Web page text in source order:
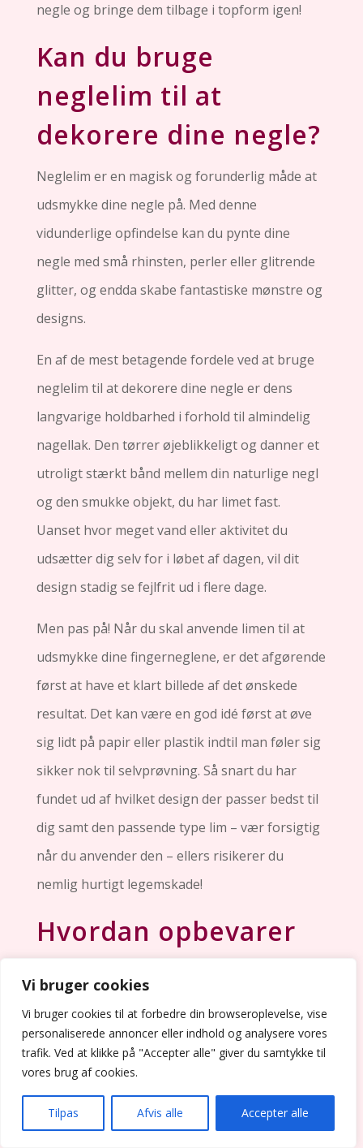
Vi bruger cookies
Vi bruger cookies til at forbedre din browseroplevelse, vise
personaliserede annoncer eller indhold og analysere vores
trafik. Ved at klikke på "Accepter alle" giver du samtykke til
vores brug af cookies.
Tilpas Afvis alle Accepter alle
negle og bringe dem tilbage i topform igen!
Kan du bruge
neglelim til at
dekorere dine negle?
Neglelim er en magisk og forunderlig måde at
udsmykke dine negle på. Med denne
vidunderlige opfindelse kan du pynte dine
negle med små rhinsten, perler eller glitrende
glitter, og endda skabe fantastiske mønstre og
designs.
En af de mest betagende fordele ved at bruge
neglelim til at dekorere dine negle er dens
langvarige holdbarhed i forhold til almindelig
nagellak. Den tørrer øjeblikkeligt og danner et
utroligt stærkt bånd mellem din naturlige negl
og den smukke objekt, du har limet fast.
Uanset hvor meget vand eller aktivitet du
udsætter dig selv for i løbet af dagen, vil dit
design stadig se fejlfrit ud i flere dage.
Men pas på! Når du skal anvende limen til at
udsmykke dine fingerneglene, er det afgørende
først at have et klart billede af det ønskede
resultat. Det kan være en god idé først at øve
sig lidt på papir eller plastik indtil man føler sig
sikker nok til selvprøvning. Så snart du har
fundet ud af hvilket design der passer bedst til
dig samt den passende type lim – vær forsigtig
når du anvender den – ellers risikerer du
nemlig hurtigt legemskade!
Hvordan opbevarer
du neglelim for at
forlænge
holdbarheden?
kostbare neglelim er det uomgængeligt